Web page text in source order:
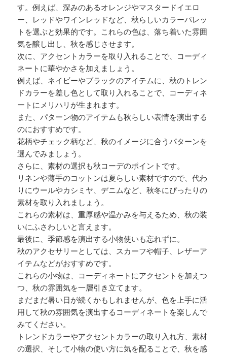
す。例えば、深みのあるオレンジやマスタードイエロ
ー、レッドやワインレッドなど、秋らしいカラーパレッ
トを選ぶと効果的です。これらの色は、落ち着いた雰囲
気を醸し出し、秋を感じさせます。
次に、アクセントカラーを取り入れることで、コーディ
ネートに華やかさを加えましょう。
例えば、ネイビーやブラックのアイテムに、秋のトレン
ドカラーを差し色として取り入れることで、コーディネ
ートにメリハリが生まれます。
また、パターン物のアイテムも秋らしい表情を演出する
のにおすすめです。
花柄やチェック柄など、秋のイメージに合うパターンを
選んでみましょう。
さらに、素材の選択も秋コーデのポイントです。
リネンや薄手のコットンは夏らしい素材ですので、代わ
りにウールやカシミヤ、デニムなど、秋冬にぴったりの
素材を取り入れましょう。
これらの素材は、重厚感や温かみを与えるため、秋の装
いにふさわしいと言えます。
最後に、季節感を演出する小物使いも忘れずに。
秋のアクセサリーとしては、スカーフや帽子、レザーア
イテムなどがおすすめです。
これらの小物は、コーディネートにアクセントを加えつ
つ、秋の雰囲気を一層引き立てます。
まだまだ暑い日が続くかもしれませんが、色を上手に活
用して秋の雰囲気を演出するコーディネートを楽しんで
みてください。
トレンドカラーやアクセントカラーの取り入れ方、素材
の選択、そして小物の使い方に気を配ることで、秋を感